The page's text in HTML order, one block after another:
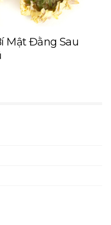
Mật Đằng Sau